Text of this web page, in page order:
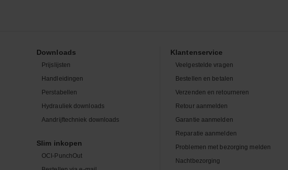
Downloads
Prijslijsten
Handleidingen
Perstabellen
Hydrauliek downloads
Aandrijftechniek downloads
Slim inkopen
OCI-PunchOut
Klantenservice
Veelgestelde vragen
Bestellen en betalen
Verzenden en retourneren
Retour aanmelden
Garantie aanmelden
Reparatie aanmelden
Problemen met bezorging melden
Nachtbezorging